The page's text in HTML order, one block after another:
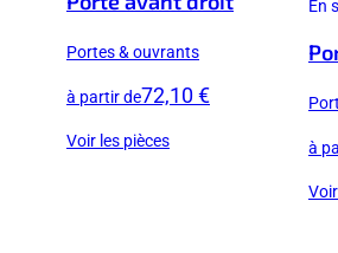
Portes & ouvrants
à partir de72,10 €
Voir les pièces
En
à